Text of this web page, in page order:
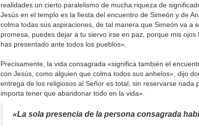
realidades un cierto paralelismo de mucha riqueza de
Jesús en el templo es la fiesta del encuentro de Simeón y de
colma todas sus aspiraciones, de tal manera que Simeón va a
promesa, puedes dejar a tu siervo irse en paz, porque mis ojos
has presentado ante todos los pueblos».
Precisamente, la vida consagrada «significa también el
con Jesús, como alguien que colma todos sus anhelos», dijo
entrega de los religiosos al Señor es total, sin reservarse nada
importa tener que abandonar todo en la vida».
«La sola presencia de la persona consagrada